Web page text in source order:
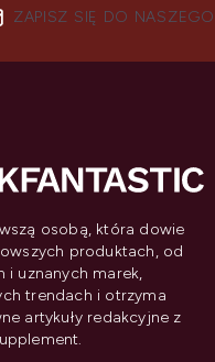
ZAPISZ SIĘ DO NASZEGO
osobą, która dowie
produktach, od
i uznanych marek,
trendach i otrzyma
artykuły redakcyjne z